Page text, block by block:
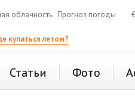
облачность Прогноз погоды €
купаться летом?
Статьи Фото